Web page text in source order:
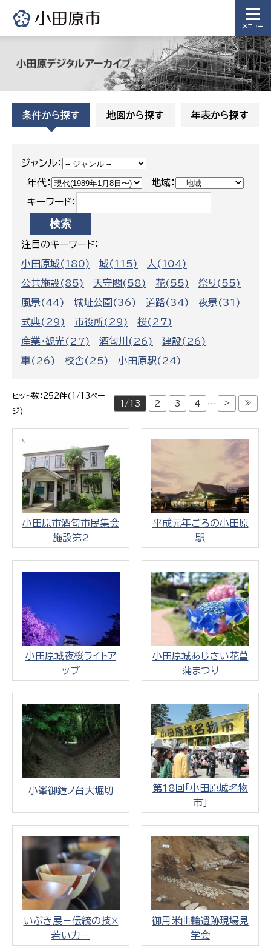
メニュー
条件から探す 地図から探す 年表から探す
ジャンル：
年代：
地域：
キーワード：
注目のキーワード：
小田原城(180)
城(115)
人(104)
公共施設(85)
天守閣(58) 花(55)
祭り(55)
風景(44)
城址公園(36) 道路(34)
夜景(31)
式典(29)
市役所(29)
桜(27)
産業・観光(27)
酒匂川(26)
建設(26)
車(26)
校舎(25) 小田原駅(24)
ヒット数：252件(1/13ペー
ジ)
1/13 2 3 4 … > ≫
小田原市酒匂市民集会
施設第2
平成元年ごろの小田原
駅
小田原城夜桜ライトア
ップ
小田原城あじさい花菖
蒲まつり
小峯御鐘ノ台大堀切
第18回「小田原城名物
市」
いぶき展－伝統の技×
若い力－
御用米曲輪遺跡現場見
学会